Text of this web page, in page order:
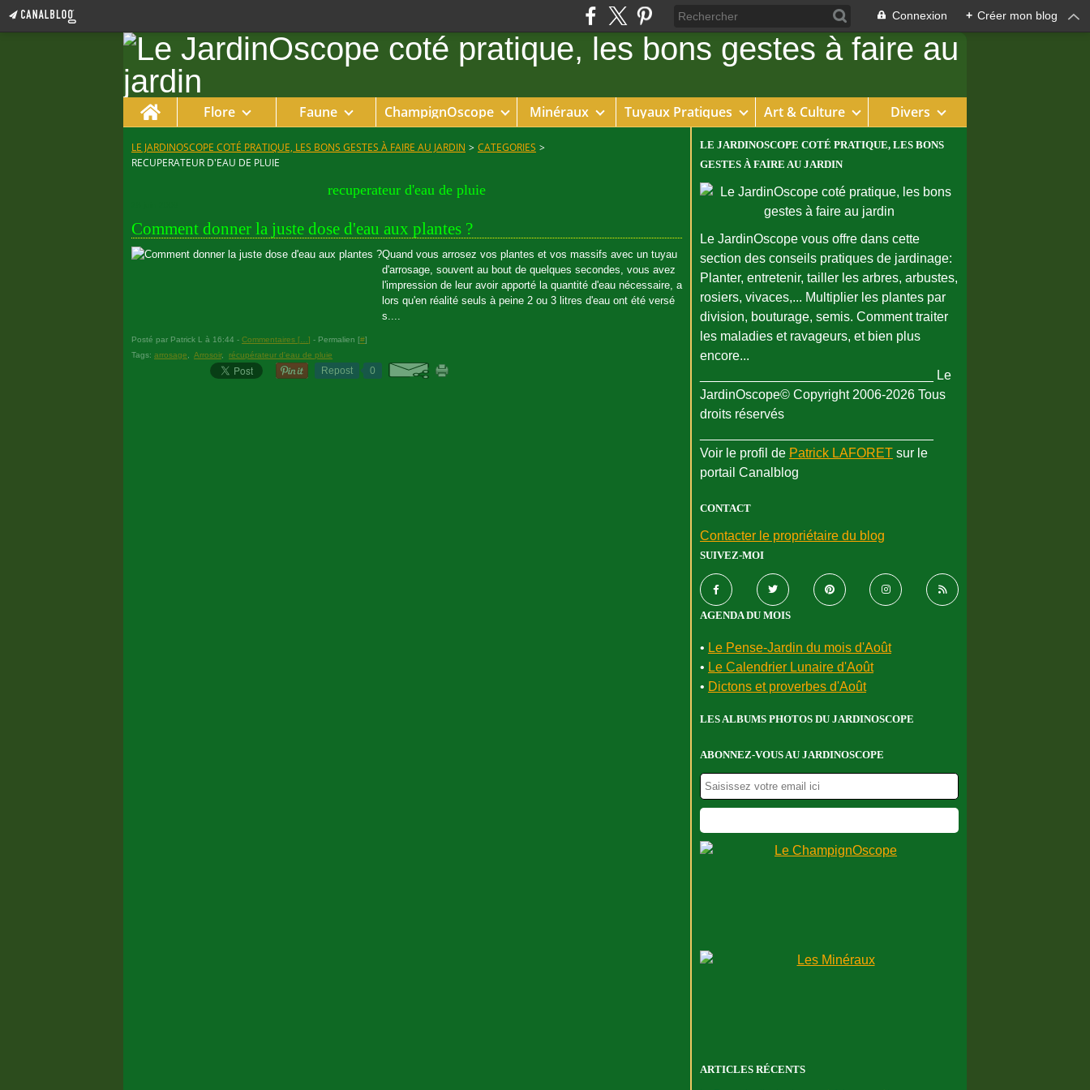
Connexion + Créer mon blog
Home Flore Faune ChampignOscope Minéraux Tuyaux Pratiques Art & Culture Divers
LE JARDINOSCOPE COTÉ PRATIQUE, LES BONS GESTES À FAIRE AU JARDIN > CATEGORIES >
RECUPERATEUR D'EAU DE PLUIE
recuperateur d'eau de pluie
Comment donner la juste dose d'eau aux plantes ?
Quand vous arrosez vos plantes et vos massifs avec un tuyau
d'arrosage, souvent au bout de quelques secondes, vous avez
l'impression de leur avoir apporté la quantité d'eau nécessaire, a
lors qu'en réalité seuls à peine 2 ou 3 litres d'eau ont été versé
s....
Posté par Patrick L à 16:44 - Commentaires [ ] - Permalien [#]
Tags: arrosage Arrosoir, récupérateur d'eau de pluie
Repost 0
LE JARDINOSCOPE COTÉ PRATIQUE, LES BONS
GESTES À FAIRE AU JARDIN
Le JardinOscope vous offre dans cette
section des conseils pratiques de jardinage:
Planter, entretenir, tailler les arbres, arbustes,
rosiers, vivaces,... Multiplier les plantes par
division, bouturage, semis. Comment traiter
les maladies et ravageurs, et bien plus
encore...
________________________________ Le
JardinOscope© Copyright 2006-2026 Tous
droits réservés
Voir le profil de Patrick LAFORET sur le
portail Canalblog
CONTACT
Contacter le propriétaire du blog
SUIVEZ-MOI
AGENDA DU MOIS
• Le Pense-Jardin du mois d'Août
• Le Calendrier Lunaire d'Août
• Dictons et proverbes d'Août
LES ALBUMS PHOTOS DU JARDINOSCOPE
ABONNEZ-VOUS AU JARDINOSCOPE
ARTICLES RÉCENTS